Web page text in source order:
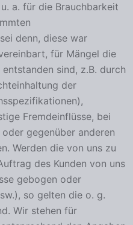
a. für die Brauchbarkeit
denn, diese war
für Mängel die
sind, z.B. durch
der
Fremdeinflüsse, bei
gegenüber anderen
Werden die von uns zu
des Kunden von uns
gebogen oder
so gelten die o. g.
Wir stehen für